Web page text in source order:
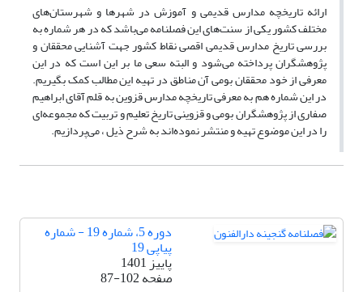
ارائه تاریخچه مدارس قدیمی و آموزش در شهرها و شهرستان‌های
مختلف کشور یکی از سنت‌های این فصلنامه می‌باشد که در هر شماره به
بررسی تاریخ مدارس قدیمی اقصی نقاط کشور جهت آشنایی محققان و
پژوهشگران پرداخته می‌شود و البته سعی ما بر این است که در این
معرفی از خود محققان بومی آن مناطق در تهیه این مطالب کمک بگیریم.
در این شماره هم به معرفی تاریخچه مدارس قزوین به قلم آقای ابراهیم
صفاری از پژوهشگران بومی و قزوینی تاریخ تعلیم و تربیت که مجموعه‌ای
را در این موضوع تهیه و منتشر نموده‌اند به شرح ذیل ، می‌پردازیم.
دوره 5، شماره 19 - شماره
پیاپی 19
پاییز 1401
صفحه87-102